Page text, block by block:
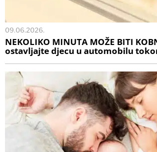
09.06.2026.
NEKOLIKO MINUTA MOŽE BITI
ostavljajte djecu u automobilu